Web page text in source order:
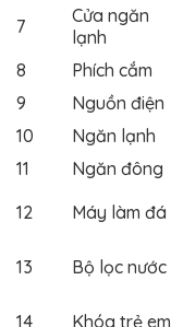
7
Cửa ngăn
lạnh
8
Phích cắm
9
Nguồn điện
10
Ngăn lạnh
11
Ngăn đông
12
Máy làm đá
13
Bộ lọc nước
14
Khóa trẻ em